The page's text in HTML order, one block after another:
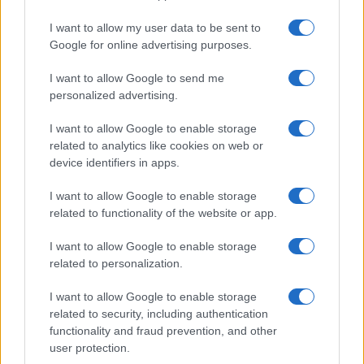
I want to allow my user data to be sent to
Google for online advertising purposes.
I want to allow Google to send me
personalized advertising.
I want to allow Google to enable storage
related to analytics like cookies on web or
device identifiers in apps.
I want to allow Google to enable storage
related to functionality of the website or app.
I want to allow Google to enable storage
related to personalization.
I want to allow Google to enable storage
related to security, including authentication
functionality and fraud prevention, and other
user protection.
O ai cechi per l’oppressione nel 1968? O ai lituani
per il giro di vite del 1991? Possiamo avere storie
cui pace è sinonimo di resa”. Von der Leyen ha
criticato aspramente anche le politiche migratorie
ungheresi che altro non farebbero che “scaricare
sui vicini” il problema. Al termine del discorso di
Orban, alcuni parlamentari di
intonato “Bella Ciao” costringendo la presidente
Roberta Metsola a fargli notare che l’aula non è
l’Eurovision Song Contest.
Critico sull’Ucraina anche il presidente del gruppo
dei Popolari europei: “Sono piuttosto scioccato,
perché ha parlato di agricoltura, di migrazione, di